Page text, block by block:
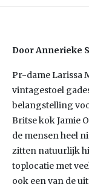
Door Annerieke
Pr-dame Larissa
vintagestoel
belangstelling
Britse kok Jamie
de mensen heel
zitten natuurlijk
toplocatie met
ook een van de